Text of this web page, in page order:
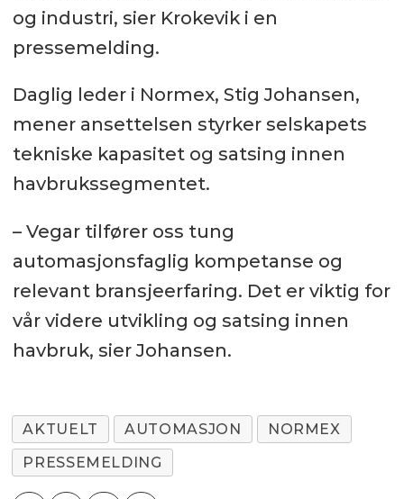
og industri, sier Krokevik i en
pressemelding.
Daglig leder i Normex, Stig Johansen,
mener ansettelsen styrker selskapets
tekniske kapasitet og satsing innen
havbrukssegmentet.
– Vegar tilfører oss tung
automasjonsfaglig kompetanse og
relevant bransjeerfaring. Det er viktig for
vår videre utvikling og satsing innen
havbruk, sier Johansen.
AKTUELT AUTOMASJON
NORMEX
PRESSEMELDING